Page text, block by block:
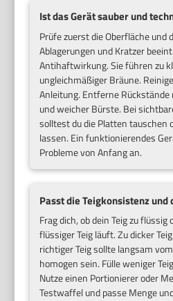
Ist das Gerät sauber und
Prüfe zuerst die Oberfläche und
Ablagerungen und Kratzer
Antihaftwirkung. Sie führen zu
ungleichmäßiger Bräune.
Anleitung. Entferne
und weicher Bürste. Bei
solltest du die Platten tauschen
lassen. Ein funktionierendes
Probleme von Anfang an.
Passt die Teigkonsistenz
Frag dich, ob dein Teig zu flüssig
flüssiger Teig läuft. Zu dicker
richtiger Teig sollte langsam
homogen sein. Fülle weniger
Nutze einen Portionierer oder
Testwaffel und passe Menge